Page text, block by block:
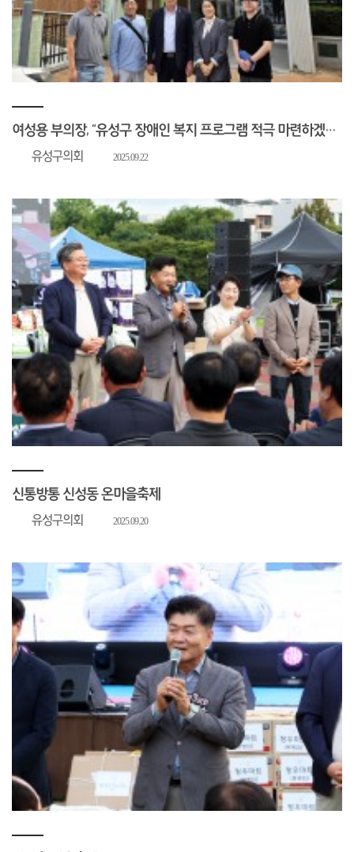
여성용 부의장, “유성구 장애인 복지 프로그램 적극 마련하겠다!”
유성구의회 2025.09.22
신통방통 신성동 온마을축제
유성구의회 2025.09.20